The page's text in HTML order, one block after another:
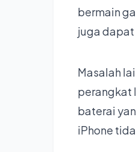
bermain
juga dapat
Masalah
perangkat
baterai
iPhone